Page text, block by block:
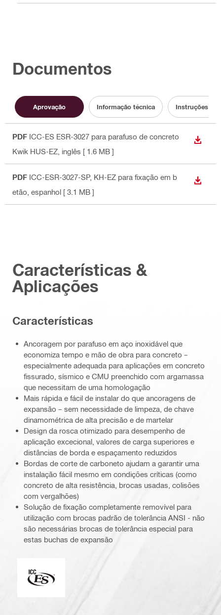
Documentos
Aprovação Informação técnica Instruções de
PDF ICC-ES ESR-3027 para parafuso de concreto
Kwik HUS-EZ , inglês [ 1.6 MB ]
PDF ICC-ESR-3027-SP, KH-EZ para fixação em b
etão , espanhol [ 3.1 MB ]
Características &
Aplicações
Características
Ancoragem por parafuso em aço inoxidável que
economiza tempo e mão de obra para concreto –
especialmente adequada para aplicações em concreto
fissurado, sísmico e CMU preenchido com argamassa
que necessitam de uma homologação
Mais rápida e fácil de instalar do que ancoragens de
expansão – sem necessidade de limpeza, de chave
dinamométrica de alta precisão e de martelar
Design da rosca otimizado para desempenho de
aplicação excecional, valores de carga superiores e
distâncias de borda e espaçamento reduzidos
Bordas de corte de carboneto ajudam a garantir uma
instalação fácil mesmo em condições críticas (como
concreto de alta resistência, brocas usadas, colisões
com vergalhões)
Solução de fixação completamente removível para
utilização com brocas padrão de tolerância ANSI - não
são necessárias brocas de tolerância especial para
estas buchas de expansão